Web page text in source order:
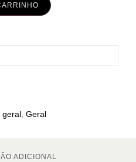
geral Geral
ADICIONAL